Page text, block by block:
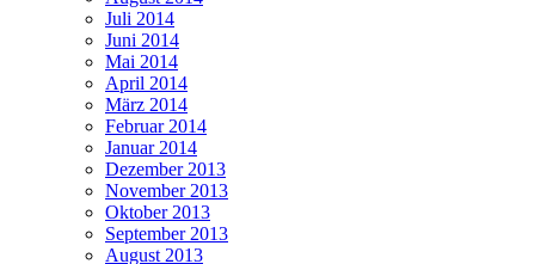
Juli 2014
Juni 2014
Mai 2014
April 2014
März 2014
Februar 2014
Januar 2014
Dezember 2013
November 2013
Oktober 2013
September 2013
August 2013